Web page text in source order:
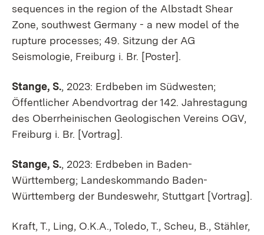
sequences in the region of the Albstadt Shear
Zone, southwest Germany - a new model of the
rupture processes; 49. Sitzung der AG
Seismologie, Freiburg i. Br. [Poster].
Stange, S., 2023: Erdbeben im Südwesten;
Öffentlicher Abendvortrag der 142. Jahrestagung
des Oberrheinischen Geologischen Vereins OGV,
Freiburg i. Br. [Vortrag].
Stange, S., 2023: Erdbeben in Baden-
Württemberg; Landeskommando Baden-
Württemberg der Bundeswehr, Stuttgart [Vortrag].
Kraft, T., Ling, O.K.A., Toledo, T., Scheu, B., Stähler,